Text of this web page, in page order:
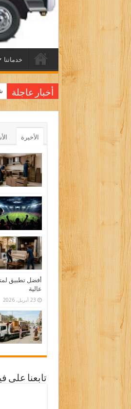
خدماتنا
أخبار عاجلة
الأخيرة
أفضل تطبيق
عالية
23 أبريل، 2026
تابعنا على